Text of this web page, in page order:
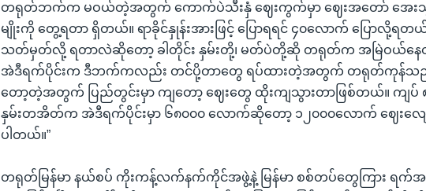
တရုတ်ဘက်က မဝယ်တဲ့အတွက် ကောက်ပဲသီးနှံ ဈေးကွက်မှာ ဈေးအတော် အေးသွာ
မျိုးကို တွေ့ရတာ ရှိတယ်။ ရာခိုင်နှုန်းအားဖြင့် ပြောရရင် ၄၀လောက် ပြောလို့ရ
သတ်မှတ်လို့ ရတာလဲဆိုတော့ ခါတိုင်း နှမ်းတို့၊ မတ်ပဲတို့ဆို တရုတ်က အမြဲဝယ်န
အဲဒီရက်ပိုင်းက ဒီဘက်ကလည်း တင်ပို့တာတွေ ရပ်ထားတဲ့အတွက် တရုတ်ကုန်သ
တော့တဲ့အတွက် ပြည်တွင်းမှာ ကျတော့ ဈေးတွေ ထိုးကျသွားတာဖြစ်တယ်။ ကျပ်
နှမ်းတအိတ်က အဲဒီရက်ပိုင်းမှာ ၆၈၀၀၀ လောက်ဆိုတော့ ၁၂၀၀၀လောက် ဈေးလျ
ပါတယ်။”
တရုတ်မြန်မာ နယ်စပ် ကိုးကန့်လက်နက်ကိုင်အဖွဲ့နဲ့ မြန်မာ စစ်တပ်တွေကြား ရ